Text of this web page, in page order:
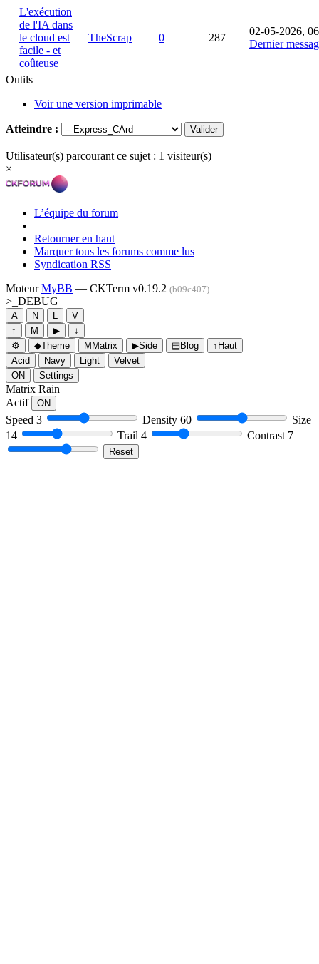
L'exécution
de l'IA dans
le cloud est
facile - et
coûteuse
TheScrap 0 287
02-05-2026,
Dernier
Outils
Voir une version imprimable
Atteindre :
Utilisateur(s) parcourant ce sujet : 1 visiteur(s)
×
L’équipe du forum
Retourner en haut
Marquer tous les forums comme lus
Syndication RSS
MoteurMyBB — CKTerm v0.19.2 (b09c407)
>_ DEBUG
A N L
V
↑
M ▶
↓
⚙
◆Theme M Matrix ▶Side ▤Blog ↑ Haut
Acid
Navy Light
Velvet
ON
Settings
Matrix Rain
Actif
ON
Speed 3 Density 60
Size
14
Trail 4 Contrast 7
Reset